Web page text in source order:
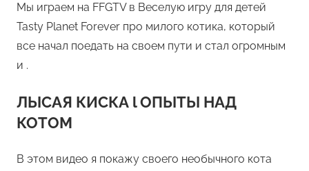
Мы играем на FFGTV в Веселую игру для детей
Tasty Planet Forever про милого котика, который
все начал поедать на своем пути и стал огромным
и .
ЛЫСАЯ КИСКА l ОПЫТЫ НАД
КОТОМ
В этом видео я покажу своего необычного кота